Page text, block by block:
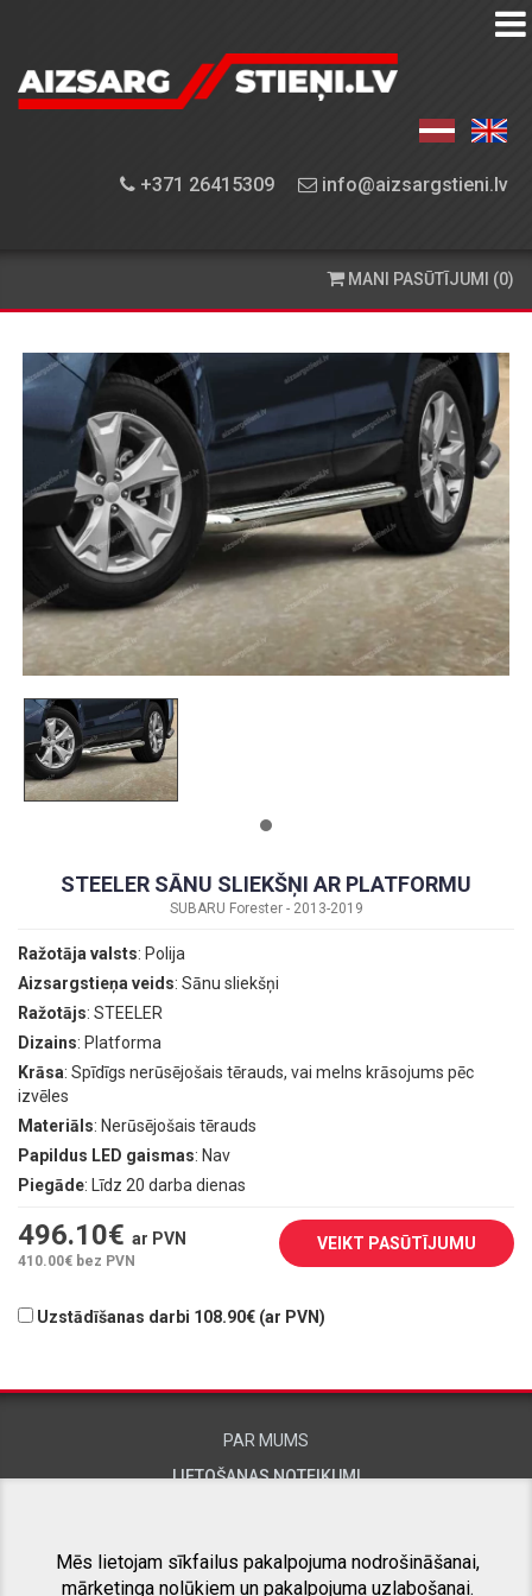
+371 26415309 info@aizsargstieni.lv
AIZSARGSTIEŅU
APRĪKOJUMA
PIEGĀDE
KONTAKTINFORMĀCIJA
MANI PASŪTĪJUMI (0)
STEELER SĀNU SLIEKŠŅI AR PLATFORMU
SUBARU Forester - 2013-2019
Ražotāja valsts: Polija
Aizsargstieņa veids: Sānu sliekšņi
Ražotājs: STEELER
Dizains: Platforma
Krāsa: Spīdīgs nerūsējošais tērauds, vai melns krāsojums pēc
izvēles
Materiāls: Nerūsējošais tērauds
Papildus LED gaismas: Nav
Piegāde: Līdz 20 darba dienas
496.10€ ar PVN
410.00€ bez PVN
VEIKT PASŪTĪJUMU
Uzstādīšanas darbi 108.90€ (ar PVN)
PAR MUMS
LIETOŠANAS NOTEIKUMI
Mēs lietojam sīkfailus pakalpojuma nodrošināšanai,
mārketinga nolūkiem un pakalpojuma uzlabošanai.